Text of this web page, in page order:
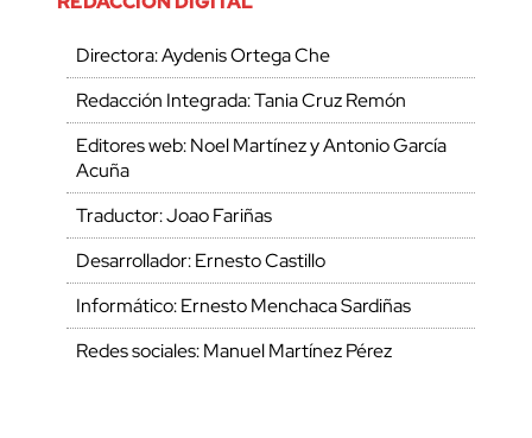
Directora: Aydenis Ortega Che
Redacción Integrada: Tania Cruz Remón
Editores web: Noel Martínez y Antonio García
Acuña
Traductor: Joao Fariñas
Desarrollador: Ernesto Castillo
Informático: Ernesto Menchaca Sardiñas
Redes sociales: Manuel Martínez Pérez